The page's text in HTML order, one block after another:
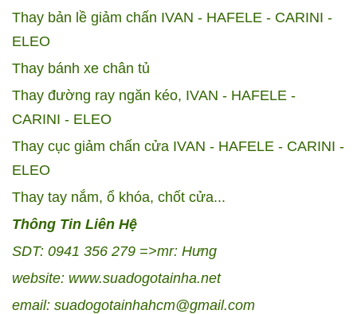
Thay bản lề giảm chấn IVAN - HAFELE - CARINI -
ELEO
Thay bánh xe chân tủ
Thay đường ray ngăn kéo, IVAN - HAFELE -
CARINI - ELEO
Thay cục giảm chấn cửa IVAN - HAFELE - CARINI -
ELEO
Thay tay nắm, ổ khóa, chốt cửa...
Thông Tin Liên Hệ
SDT: 0941 356 279 =>mr: Hưng
website: www.suadogotainha.net
email: suadogotainhahcm@gmail.com